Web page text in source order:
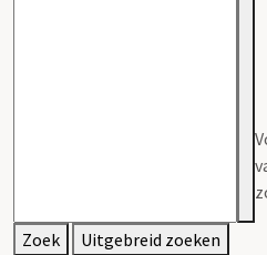
Zoek Uitgebreid zoeken